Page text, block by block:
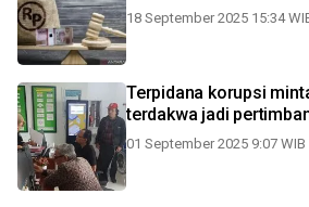
18 September 2025 15:34
Terpidana korupsi
terdakwa jadi
01 September 2025 9:07 WIB